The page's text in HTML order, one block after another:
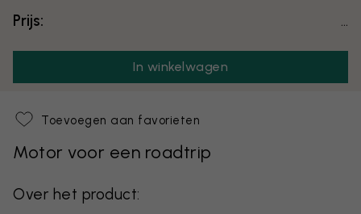
Prijs: ...
In winkelwagen
Toevoegen aan favorieten
Motor voor een roadtrip
Over het product: